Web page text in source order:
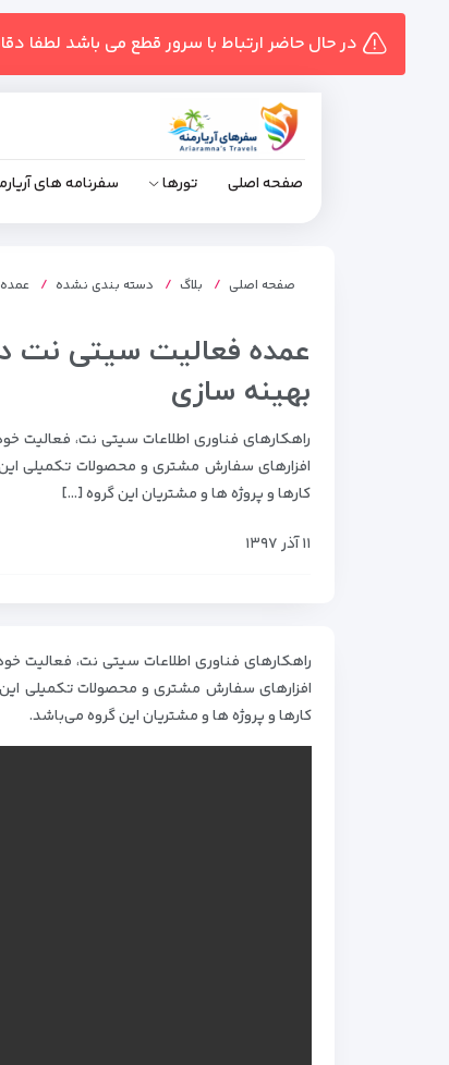
در حال حاضر ارتباط با سرور قطع می باشد لطفا
صفحه اصلی تورها سفرنامه های
صفحه اصلی بلاگ دسته بندی نشده
عمده فعالیت سیتی نت
بهینه سازی
افزار‌های سفارش مشتری و محصولات تکمیلی
کار‌ها و پروژه‌ ها و مشتریان این گروه […]
۱۱ آذر ۱۳۹۷
افزار‌های سفارش مشتری و محصولات تکمیلی
کار‌ها و پروژه‌ ها و مشتریان این گروه می‌باشد.